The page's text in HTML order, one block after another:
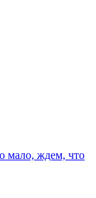
мало, ждем, что